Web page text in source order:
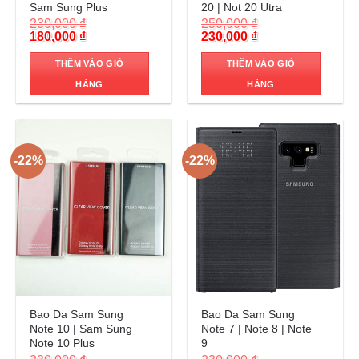
Sam Sung Plus
230,000₫
Original
price
was:
180,000 ₫Current
price
is:
THÊM VÀO GIỎ
HÀNG
20 | Not 20 Utra
250,000₫
Original
price
was:
230,000 ₫Current
price
is:
THÊM VÀO GIỎ
HÀNG
-22%
Bao Da Sam Sung
Note 10 | Sam Sung
Note 10 Plus
-22%
Bao Da Sam Sung
Note 7 | Note 8 | Note
9